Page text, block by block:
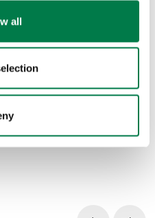
all
kostenlose Beratung zur
Baumarten